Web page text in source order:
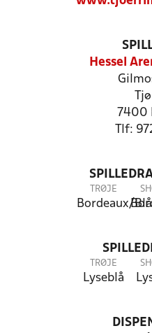
Hessel
7400
Tlf:
TRØJE
Bordeaux/Blå
TRØJE
Lyseblå